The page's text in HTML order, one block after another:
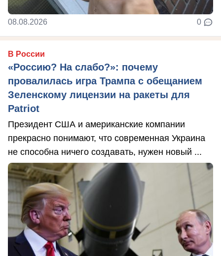
08.08.2026 0
В России
«Россию? На слабо?»: почему
провалилась игра Трампа с обещанием
Зеленскому лицензии на ракеты для
Patriot
Президент США и американские компании
прекрасно понимают, что современная Украина
не способна ничего создавать, нужен новый ...